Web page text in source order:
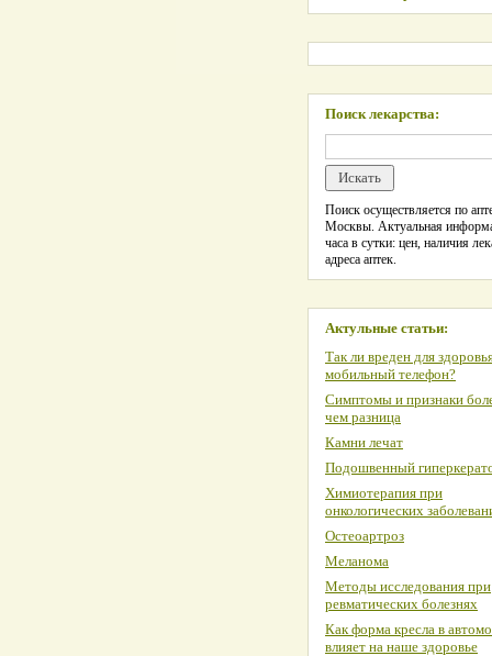
Поиск лекарства:
Поиск осуществляется по
Москвы. Актуальная
часа в сутки: цен, наличия
адреса аптек.
Актульные статьи:
Так ли вреден для
мобильный телефон?
Симптомы и признаки
чем разница
Камни лечат
Подошвенный
Химиотерапия при
онкологических
Остеоартроз
Меланома
Методы исследования при
ревматических болезнях
Как форма кресла в
влияет на наше здоровье